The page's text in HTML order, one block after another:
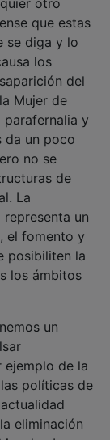
que estas
se diga y lo
los
del
Mujer de
y
da un poco
no se
de
La
un
el fomento y
posibiliten la
los ámbitos
de la
políticas de
eliminación
Las